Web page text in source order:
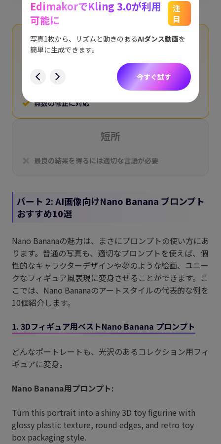
長所
あなたの芸術的ビジョンを追求
無数の修正に対応
短所
最良の結果を得るには適切な言語が必要
パート 2: AI画像向けNano Banana プロンプト
おすすめ10選
Nano Bananaの魅力は、まさにプロンプトの使い方にあ
ります。普通の写真も、適切なプロンプトを使えば、個
性的なキャラクターデザインや夢のような絵画、ユニー
クなフィギュア風表現に変身させることができます。こ
こでは、Nano Bananaのアートスタイルの代表的な例を
10個紹介します。
1. 3Dフィギュア用ベストNano Banana プロンプト
どんなポートレートも、光沢のあるコレクション用フィ
ギュアに変身。
Nano Banana用プロンプト:
Turn this portrait into a shiny 3D toy figurine with
glossy plastic texture, round edges, and retro toy
box packaging style.
スム
EdimakorでKling 3.0が利用
可能に
注
目
写真1枚から、リズムと動きのあるAIダンス動画を
簡単に生成できます。
今すぐ試す
アイ